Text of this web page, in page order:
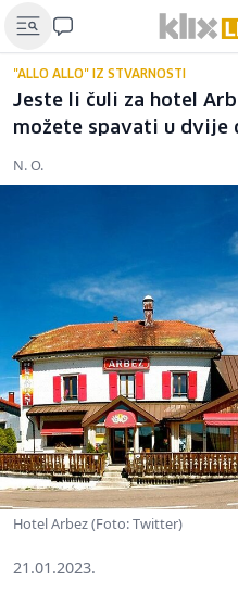
"ALLO ALLO" IZ STVARNOSTI
Jeste li čuli za hotel
možete spavati u dvije
N. O.
Hotel Arbez (Foto: Twitter)
21.01.2023.